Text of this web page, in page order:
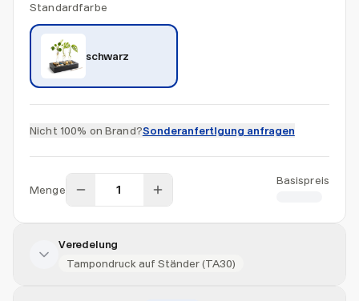
Standardfarbe
schwarz
Nicht 100% on Brand?Sonderanfertigung anfragen
Menge
Basispreis
Veredelung
Tampondruck auf Ständer (TA30)